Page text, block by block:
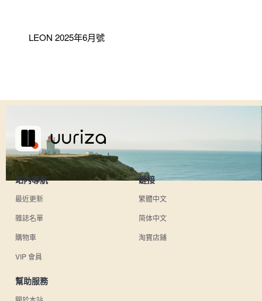
LEON 2025年6月號
站內導航
最近更新
雜誌名單
購物車
VIP 會員
鏈接
繁體中文
简体中文
淘寶店鋪
幫助服務